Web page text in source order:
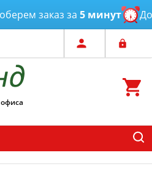
заказ за5 минут